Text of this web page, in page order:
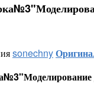
sonechny